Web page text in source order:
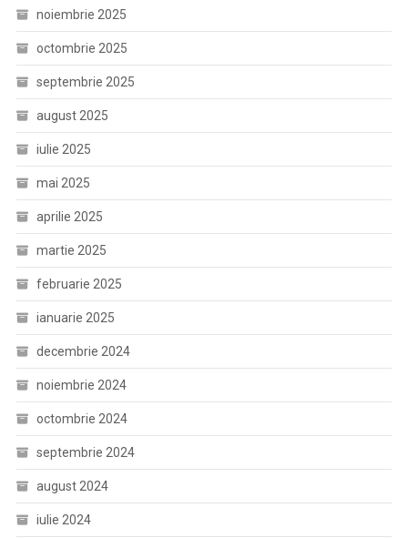
noiembrie 2025
octombrie 2025
septembrie 2025
august 2025
iulie 2025
mai 2025
aprilie 2025
martie 2025
februarie 2025
ianuarie 2025
decembrie 2024
noiembrie 2024
octombrie 2024
septembrie 2024
august 2024
iulie 2024